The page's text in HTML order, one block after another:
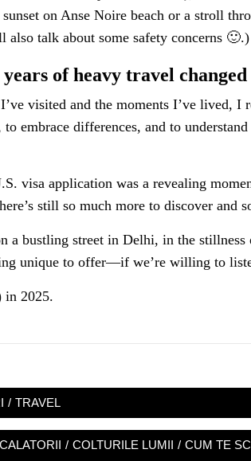
on Anse Noire beach or a stroll
talk about some safety concerns 🙂.)
of heavy travel changed
visited and the moments I’ve lived, I
embrace differences, and to
visa application was a revealing
still so much more to discover and
a bustling street in Delhi, in the stillness
unique to offer—if we’re willing to
in 2025.
/ TRAVEL
CALATORII / COLTURILE LUMII / CUM TE